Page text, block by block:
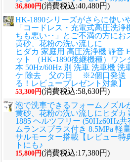
36,800円(消費税込:40,480円)
HK-1890シリーズがさらに使い
「コードレス・充電式高圧洗
ちも悪い‥」とご不満の方にお
黄砂、花粉の洗い流しに
ヒダカ 家庭用 高圧洗浄機 静音
ット （HK-1890後継機種）ワン
本 50Hz/60Hz 別 洗車 洗車機 洗
ケ 除去 父の日 ※2個口発送【
る！レビュープレゼント対象】
53,300円(消費税込:58,630円)
泡で洗車できるフォームノズル
黄砂、花粉の洗い流しに ヒダカ
1885 ヘルツフリー (50Hz60Hz
ムランスプラス付き 8.5MPa 軽
サルモーター搭載【レビュー特
トにも♪
15,800円(消費税込:17,380円)